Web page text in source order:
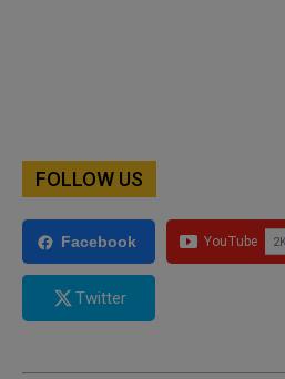
FOLLOW US
Facebook
Twitter